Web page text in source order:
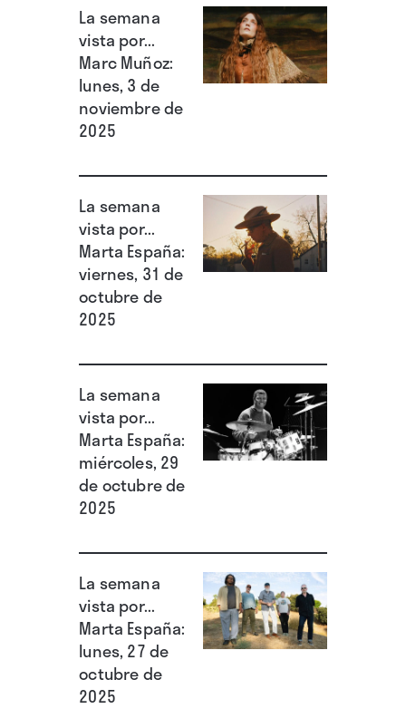
intemperie, tratando de sobrevivir en el
agitado clima de la isla. Primero, en compañía
de una tropa guerrillera. Y posteriormente en
solitario, abandonado en su propósito cuando
los soldados que estaban a su mando caían
malheridos.
La semana
vista por...
Marc Muñoz:
lunes, 3 de
noviembre de
2025
La semana
vista por...
Marta España:
viernes, 31 de
octubre de
2025
La semana
vista por...
Marta España:
miércoles, 29
de octubre de
2025
La semana
vista por...
Marta España:
lunes, 27 de
octubre de
2025